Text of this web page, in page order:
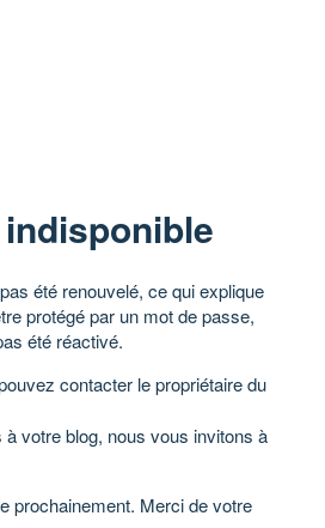
été renouvelé, ce qui explique
protégé par un mot de passe,
été réactivé.
contacter le propriétaire du
votre blog, nous vous invitons à
prochainement. Merci de votre